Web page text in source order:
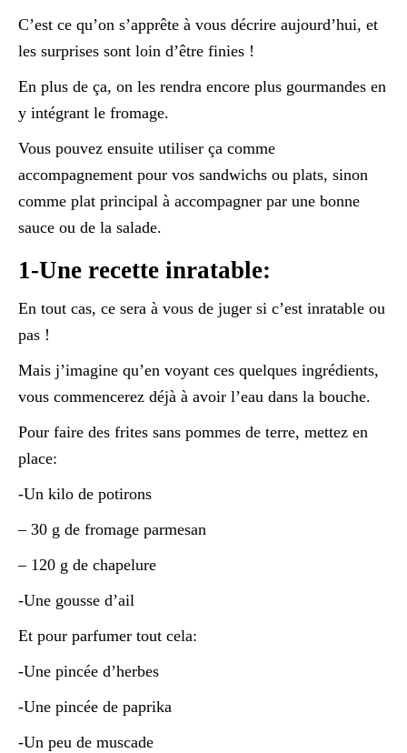
C’est ce qu’on s’apprête à vous décrire aujourd’hui, et
les surprises sont loin d’être finies !
En plus de ça, on les rendra encore plus gourmandes en
y intégrant le fromage.
Vous pouvez ensuite utiliser ça comme
accompagnement pour vos sandwichs ou plats, sinon
comme plat principal à accompagner par une bonne
sauce ou de la salade.
1-Une recette inratable:
En tout cas, ce sera à vous de juger si c’est inratable ou
pas !
Mais j’imagine qu’en voyant ces quelques ingrédients,
vous commencerez déjà à avoir l’eau dans la bouche.
Pour faire des frites sans pommes de terre, mettez en
place:
-Un kilo de potirons
– 30 g de fromage parmesan
– 120 g de chapelure
-Une gousse d’ail
Et pour parfumer tout cela:
-Une pincée d’herbes
-Une pincée de paprika
-Un peu de muscade